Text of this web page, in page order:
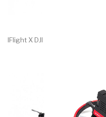
IFlight X DJI TITAN DC5 6S...